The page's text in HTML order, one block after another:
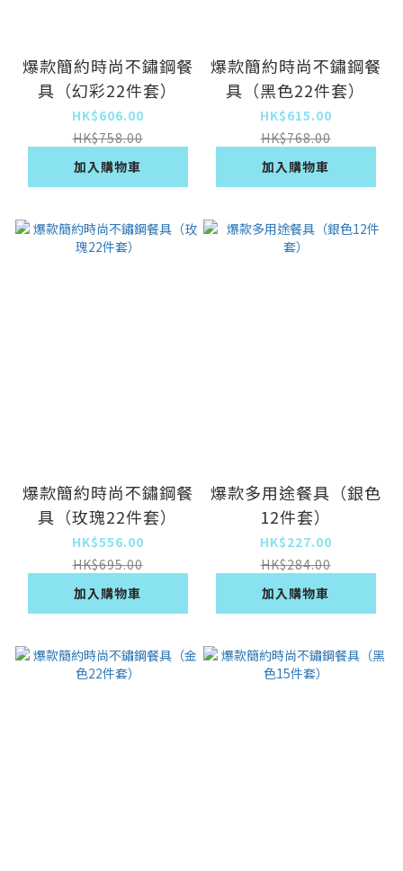
爆款簡約時尚不鏽鋼餐
具（幻彩22件套）
HK$606.00
HK$758.00
加入購物車
爆款簡約時尚不鏽鋼餐
具（黑色22件套）
HK$615.00
HK$768.00
加入購物車
爆款簡約時尚不鏽鋼餐
具（玫瑰22件套）
HK$556.00
HK$695.00
加入購物車
爆款多用途餐具（銀色
12件套）
HK$227.00
HK$284.00
加入購物車